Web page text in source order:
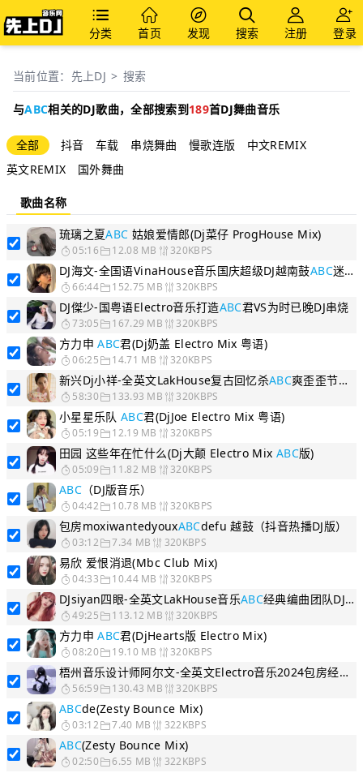
分类 首页 发现 搜索 注册 登录
当前位置： 先上DJ > 搜索
与ABC相关的DJ歌曲，全部搜索到189首DJ舞曲音乐
全部 抖音 车载 串烧舞曲 慢歌连版
中文REMIX
英文REMIX
国外舞曲
歌曲名称
琉璃之夏ABC 姑娘爱情郎(Dj菜仔 ProgHouse Mix)
05:16 12.08 MB 320KBPS
DJ海文-全国语VinaHouse音乐国庆超级DJ越南鼓ABC迷幻串烧
66:44 152.75 MB 320KBPS
DJ傑少-国粤语Electro音乐打造ABC君VS为时已晚DJ串烧
73:05 167.29 MB 320KBPS
方力申ABC君(Dj奶盖 Electro Mix 粤语)
06:25 14.71 MB 320KBPS
新兴Dj小祥-全英文LakHouse复古回忆杀ABC爽歪歪节奏低音炮DJ串烧
58:30 133.93 MB 320KBPS
小星星乐队ABC君(DjJoe Electro Mix 粤语)
05:19 12.19 MB 320KBPS
田园 这些年在忙什么(Dj大颠 Electro Mix ABC版)
05:09 11.82 MB 320KBPS
ABC （DJ版音乐）
04:42 10.78 MB 320KBPS
包房moxiwantedyouxABCdefu 越鼓（抖音热播DJ版）
03:12 7.34 MB 320KBPS
易欣 爱恨消退(Mbc Club Mix)
04:33 10.44 MB 320KBPS
DJsiyan四眼-全英文LakHouse音乐ABC经典编曲团队DJ串烧
49:25 113.12 MB 320KBPS
方力申ABC君(DjHearts版 Electro Mix)
08:20 19.10 MB 320KBPS
梧州音乐设计师阿尔文-全英文Electro音乐2024包房经典
56:59 130.43 MB 320KBPS
ABCde(Zesty Bounce Mix)
03:12 7.40 MB 322KBPS
ABC(Zesty Bounce Mix)
02:50 6.55 MB 322KBPS